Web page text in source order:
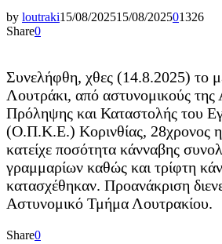
by loutraki15/08/202515/08/202501326
Share0
Συνελήφθη, χθες (14.8.2025) το
Λουτράκι, από αστυνομικούς
Πρόληψης και Καταστολής του
(Ο.Π.Κ.Ε.) Κορινθίας, 28χρονος
κατείχε ποσότητα κάνναβης
γραμμαρίων καθώς και τρίφτη
κατασχέθηκαν. Προανάκριση
Αστυνομικό Τμήμα Λουτρακίου.
Share0